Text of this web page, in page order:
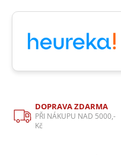
DOPRAVA ZDARMA
PŘI NÁKUPU NAD 5000,-
Kč